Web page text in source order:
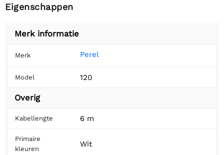
Eigenschappen
Merk informatie
Merk Perel
Model 120
Overig
Kabellengte 6 m
Primaire
kleuren
Wit